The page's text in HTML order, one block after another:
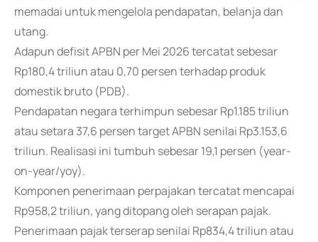
memadai untuk mengelola pendapatan, belanja dan
utang.
Adapun defisit APBN per Mei 2026 tercatat sebesar
Rp180,4 triliun atau 0,70 persen terhadap produk
domestik bruto (PDB).
Pendapatan negara terhimpun sebesar Rp1.185 triliun
atau setara 37,6 persen target APBN senilai Rp3.153,6
triliun. Realisasi ini tumbuh sebesar 19,1 persen (year-
on-year/yoy).
Komponen penerimaan perpajakan tercatat mencapai
Rp958,2 triliun, yang ditopang oleh serapan pajak.
Penerimaan pajak terserap senilai Rp834,4 triliun atau